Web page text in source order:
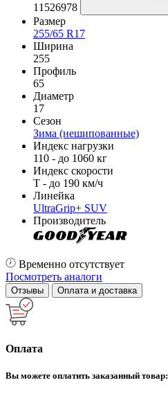
11526978
Размер
255/65 R17
Ширина
255
Профиль
65
Диаметр
17
Сезон
Зима (нешипованные)
Индекс нагрузки
110 - до 1060 кг
Индекс скорости
T - до 190 км/ч
Линейка
UltraGrip+ SUV
Производитель
Временно отсутствует
Посмотреть аналоги
Отзывы Оплата и доставка
Оплата
Вы можете оплатить заказанный товар: